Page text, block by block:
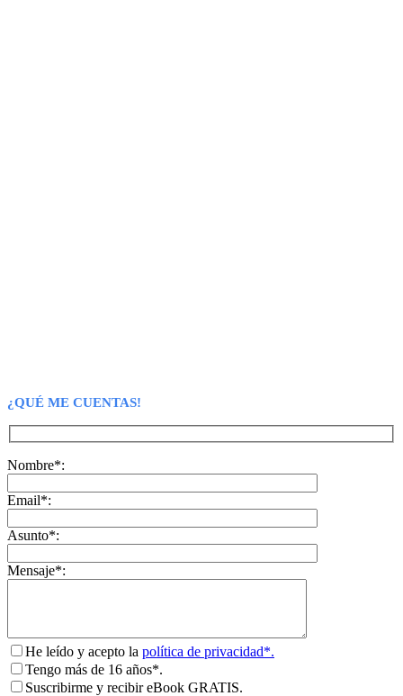
¿QUÉ ME CUENTAS!
Nombre*:
Email*:
Asunto*:
Mensaje*:
He leído y acepto la política de privacidad*.
Tengo más de 16 años*.
Suscribirme y recibir eBook GRATIS.